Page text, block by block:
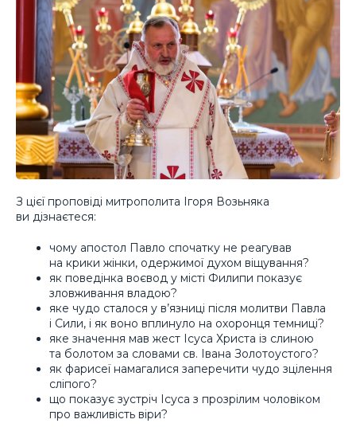
З цієї проповіді митрополита Ігоря Возьняка
ви дізнаєтеся:
чому апостол Павло спочатку не реагував
на крики жінки, одержимої духом віщування?
як поведінка воєвод у місті Филипи показує
зловживання владою?
яке чудо сталося у в’язниці після молитви Павла
і Сили, і як воно вплинуло на охоронця темниці?
яке значення мав жест Ісуса Христа із слиною
та болотом за словами св. Івана Золотоустого?
як фарисеї намагалися заперечити чудо зцілення
сліпого?
що показує зустріч Ісуса з прозрілим чоловіком
про важливість віри?